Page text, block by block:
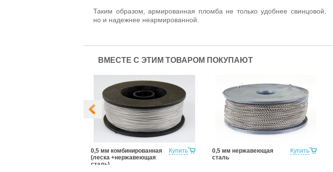
Таким образом, армированная пломба не только удобнее свинцовой,
но и надежнее неармированной.
ВМЕСТЕ С ЭТИМ ТОВАРОМ ПОКУПАЮТ
Купить
0,5 мм комбинированная
(леска +нержавеющая
сталь)
Купить
0,5 мм нержавеющая
сталь